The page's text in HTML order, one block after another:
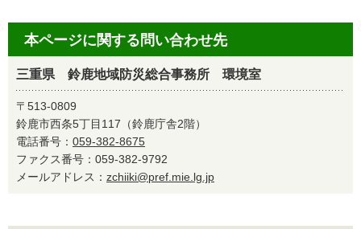
本ページに関する問い合わせ先
三重県 鈴鹿地域防災総合事務所 環境室
〒513-0809
鈴鹿市西条5丁目117（鈴鹿庁舎2階）
電話番号： 059-382-8675
ファクス番号：059-382-9792
メールアドレス： zchiiki@pref.mie.lg.jp